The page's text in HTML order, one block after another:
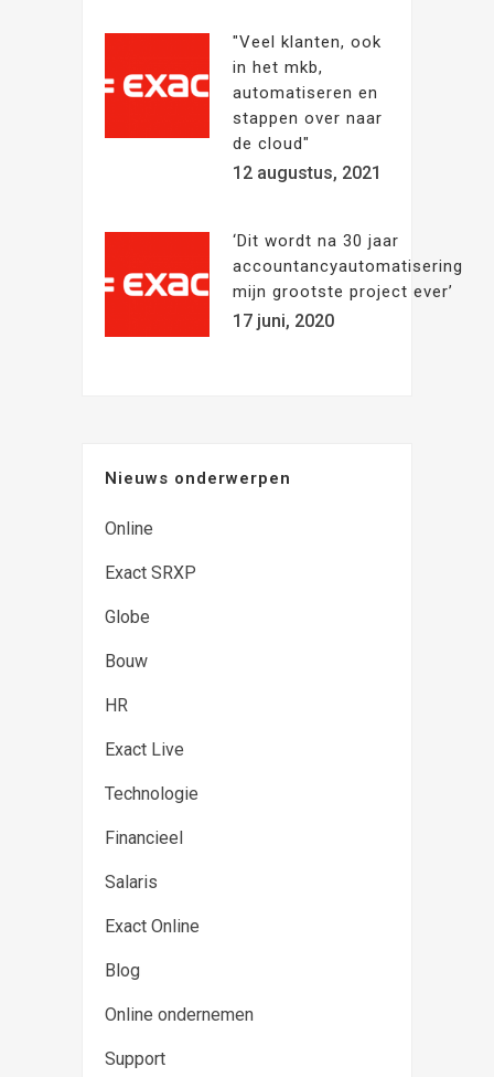
"Veel klanten, ook
in het mkb,
automatiseren en
stappen over naar
de cloud"
12 augustus, 2021
‘Dit wordt na 30 jaar
accountancyautomatisering
mijn grootste project ever’
17 juni, 2020
Nieuws onderwerpen
Online
Exact SRXP
Globe
Bouw
HR
Exact Live
Technologie
Financieel
Salaris
Exact Online
Blog
Online ondernemen
Support